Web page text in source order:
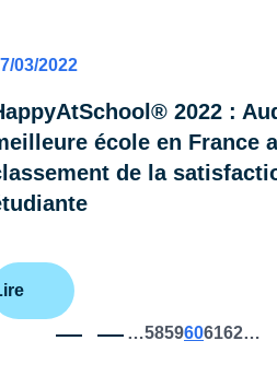
03/2022
2022 :
école en France
de la
Première
Page…Page
58Page
59Page
60Page
61Page
62…